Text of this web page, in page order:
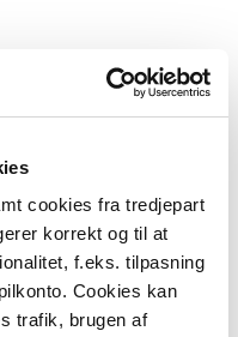
cookies fra tredjepart
korrekt og til at
f.eks. tilpasning
Cookies kan
trafik, brugen af